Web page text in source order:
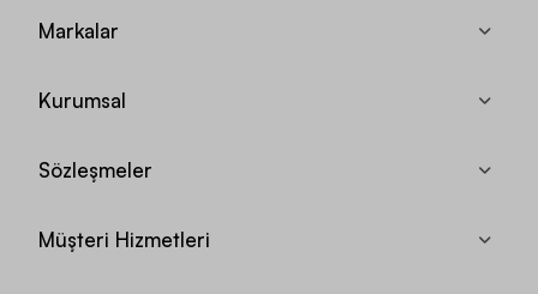
Markalar
Kurumsal
Sözleşmeler
Müşteri Hizmetleri